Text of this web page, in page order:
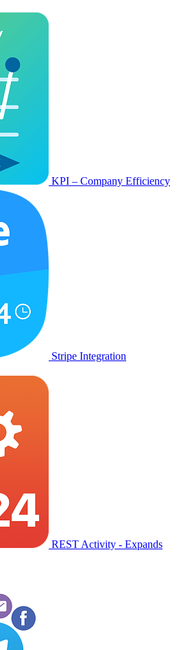
KPI – Company Efficiency
Stripe Integration
REST Activity - Expands